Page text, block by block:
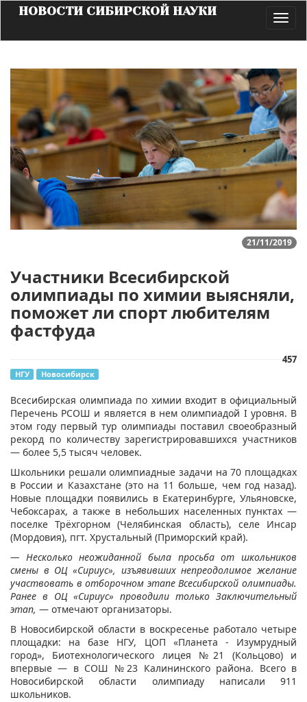
НОВОСТИ СИБИРСКОЙ НАУКИ
21/11/2019
Участники Всесибирской
олимпиады по химии выясняли,
поможет ли спорт любителям
фастфуда
457
НГУ Новосибирск
​Всесибирская олимпиада по химии входит в официальный
Перечень РСОШ и является в нем олимпиадой I уровня. В
этом году первый тур олимпиады поставил своеобразный
рекорд по количеству зарегистрировавшихся участников
— более 5,5 тысяч человек.
Школьники решали олимпиадные задачи на 70 площадках
в России и Казахстане (это на 11 больше, чем год назад).
Новые площадки появились в Екатеринбурге, Ульяновске,
Чебоксарах, а также в небольших населенных пунктах —
поселке Трёхгорном (Челябинская область), селе Инсар
(Мордовия), пгт. Хрустальный (Приморский край).
— Несколько неожиданной была просьба от школьников
смены в ОЦ «Сириус», изъявивших непреодолимое желание
участвовать в отборочном этапе Всесибирской олимпиады.
Ранее в ОЦ «Сириус» проводили только Заключительный
этап, — отмечают организаторы.
В Новосибирской области в воскресенье работало четыре
площадки: на базе НГУ, ЦОП «Планета - Изумрудный
город», Биотехнологического лицея №21 (Кольцово) и
впервые — в СОШ №23 Калининского района. Всего в
Новосибирской области олимпиаду написали 911
школьников.